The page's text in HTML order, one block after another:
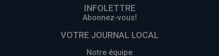
INFOLETTRE
Abonnez-vous!
VOTRE JOURNAL LOCAL
Notre équipe